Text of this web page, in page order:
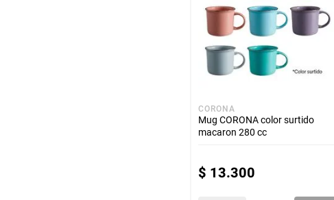
CORONA
Mug CORONA color surtido
macaron 280 cc
$ 13.300